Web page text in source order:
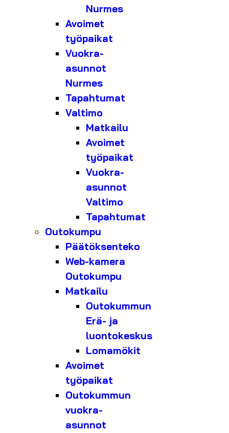
Nurmes
Avoimet
työpaikat
Vuokra-
asunnot
Nurmes
Tapahtumat
Valtimo
Matkailu
Avoimet
työpaikat
Vuokra-
asunnot
Valtimo
Tapahtumat
Outokumpu
Päätöksenteko
Web-kamera
Outokumpu
Matkailu
Outokummun
Erä- ja
luontokeskus
Lomamökit
Avoimet
työpaikat
Outokummun
vuokra-
asunnot